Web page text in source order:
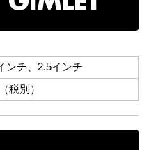
ンチ、​2.5インチ
税別）